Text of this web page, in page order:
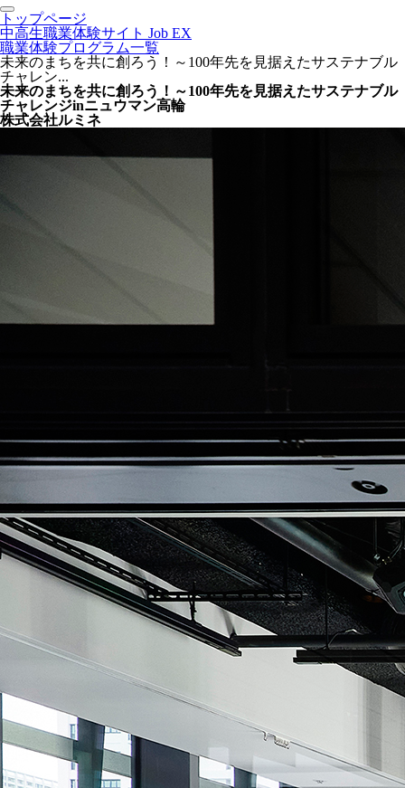
トップページ
中高生職業体験サイト Job EX
職業体験プログラム一覧
未来のまちを共に創ろう！～100年先を見据えたサステナブル
チャレン...
未来のまちを共に創ろう！～100年先を見据えたサステナブル
チャレンジinニュウマン高輪
株式会社ルミネ